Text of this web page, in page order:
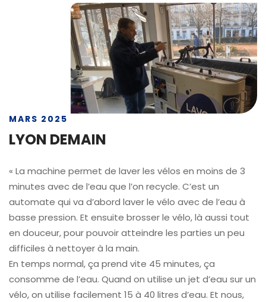
MARS 2025
LYON DEMAIN
« La machine permet de laver les vélos en moins de 3
minutes avec de l’eau que l’on recycle. C’est un
automate qui va d’abord laver le vélo avec de l’eau à
basse pression. Et ensuite brosser le vélo, là aussi tout
en douceur, pour pouvoir atteindre les parties un peu
difficiles à nettoyer à la main.
En temps normal, ça prend vite 45 minutes, ça
consomme de l’eau. Quand on utilise un jet d’eau sur un
vélo, on utilise facilement 15 à 40 litres d’eau. Et nous,